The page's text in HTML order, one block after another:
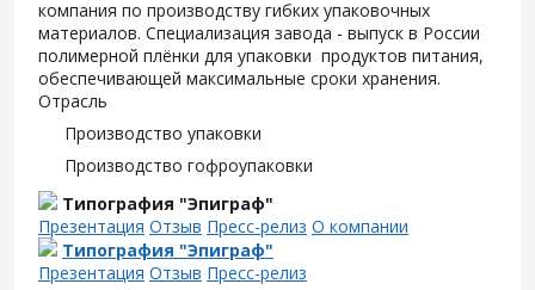
компания по производству гибких упаковочных
материалов. Специализация завода - выпуск в России
полимерной плёнки для упаковки продуктов питания,
обеспечивающей максимальные сроки хранения.
Отрасль
Производство упаковки
Производство гофроупаковки
Типография "Эпиграф"
Презентация Отзыв Пресс-релиз О компании
Типография "Эпиграф"
Презентация Отзыв Пресс-релиз